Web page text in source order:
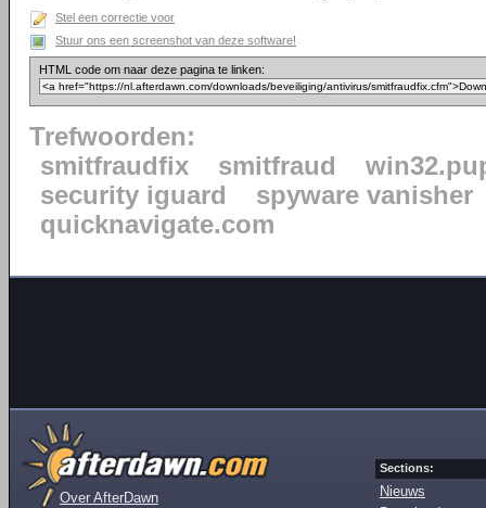
Stel een correctie voor
Stuur ons een screenshot van deze software!
HTML code om naar deze pagina te linken:
Trefwoorden:
smitfraudfix
smitfraud
security iguard
spyware vanisher
quicknavigate.com
Over AfterDawn
Sections:
Nieuws